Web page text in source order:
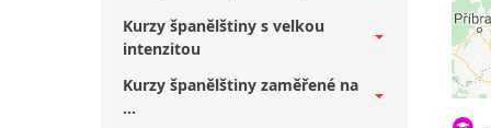
Kurzy španělštiny s velkou
intenzitou
Kurzy španělštiny zaměřené na
...